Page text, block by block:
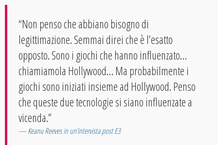
“Non penso che abbiano bisogno di
legittimazione. Semmai direi che è l’esatto
opposto. Sono i giochi che hanno influenzato…
chiamiamola Hollywood… Ma probabilmente i
giochi sono iniziati insieme ad Hollywood. Penso
che queste due tecnologie si siano influenzate a
vicenda.”
Keanu Reeves in un’intervista post E3